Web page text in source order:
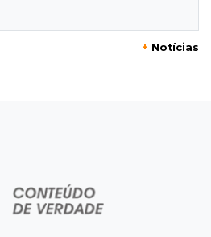
salários de até R$ 8,2 mil;
roubo de carro e
pátio
+ Notícias